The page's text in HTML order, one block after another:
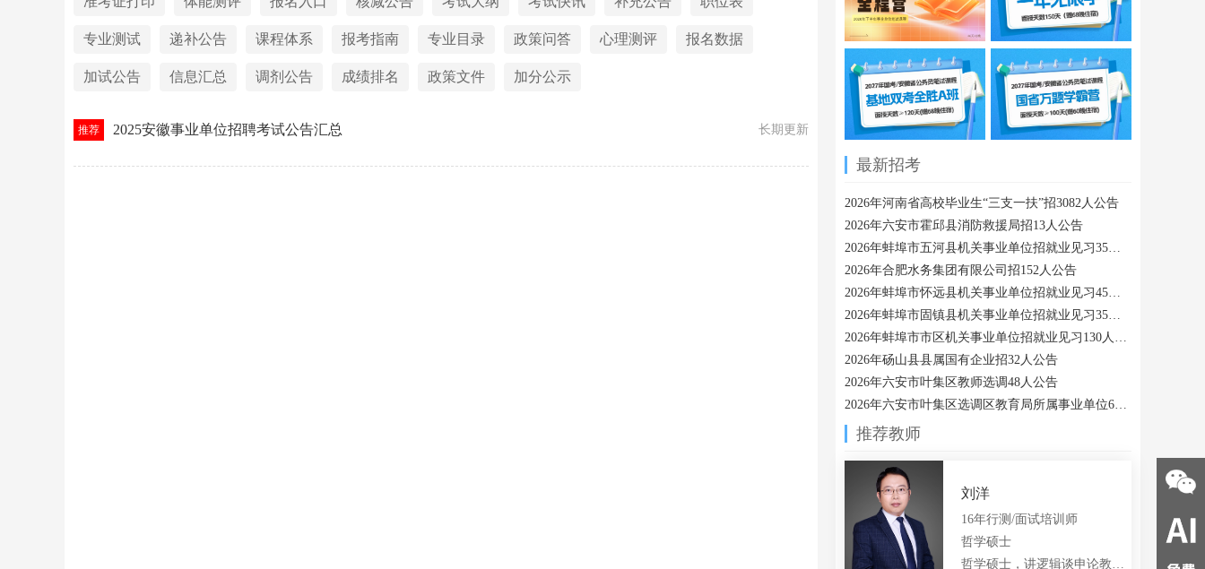
978328521
18056048033
15385145211
专业测试 递补公告 课程体系 报考指南 专业目录 政策问答 心理测评 报名数据
加试公告 信息汇总 调剂公告 成绩排名 政策文件 加分公示
推荐 2025安徽事业单位招聘考试公告汇总 长期更新
最新招考
2026年河南省高校毕业生“三支一扶”招3082人公告
2026年六安市霍邱县消防救援局招13人公告
2026年合肥水务集团有限公司招152人公告
2026年砀山县县属国有企业招32人公告
2026年六安市叶集区教师选调48人公告
推荐教师
刘洋
16年行测/面试培训师
哲学硕士